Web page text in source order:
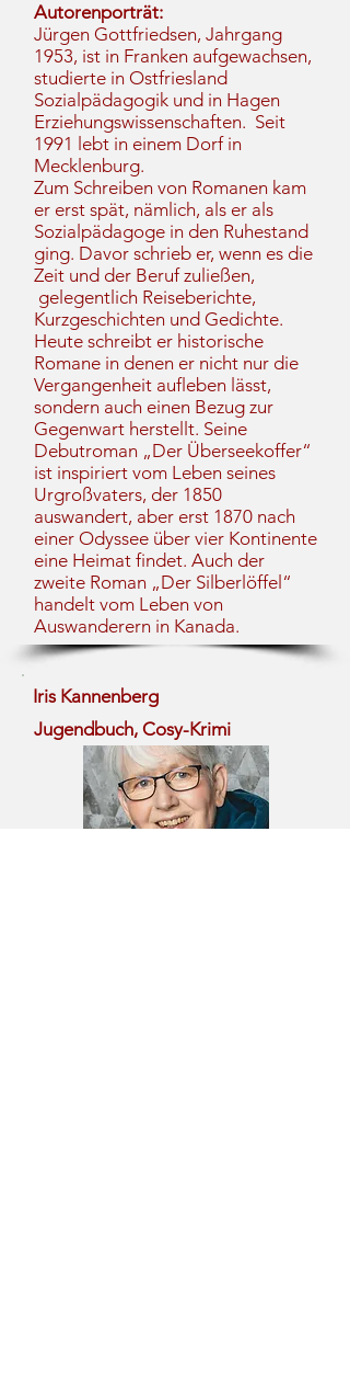
Autorenporträt:
Jürgen Gottfriedsen, Jahrgang
1953, ist in Franken aufgewachsen,
studierte in Ostfriesland
Sozialpädagogik und in Hagen
Erziehungswissenschaften. Seit
1991 lebt in einem Dorf in
Mecklenburg.
Zum Schreiben von Romanen kam
er erst spät, nämlich, als er als
Sozialpädagoge in den Ruhestand
ging. Davor schrieb er, wenn es die
Zeit und der Beruf zuließen,
gelegentlich Reiseberichte,
Kurzgeschichten und Gedichte.
Heute schreibt er historische
Romane in denen er nicht nur die
Vergangenheit aufleben lässt,
sondern auch einen Bezug zur
Gegenwart herstellt. Seine
Debutroman „Der Überseekoffer“
ist inspiriert vom Leben seines
Urgroßvaters, der 1850
auswandert, aber erst 1870 nach
einer Odyssee über vier Kontinente
eine Heimat findet. Auch der
zweite Roman „Der Silberlöffel“
handelt vom Leben von
Auswanderern in Kanada.
Iris Kannenberg
Jugendbuch, Cosy-Krimi